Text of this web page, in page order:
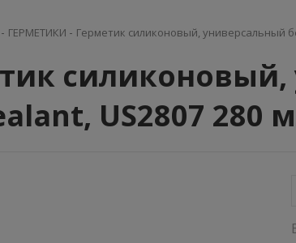
- ГEPМЕТИКИ - Герметик силиконовый, универсальный
силиконовый,
US2807